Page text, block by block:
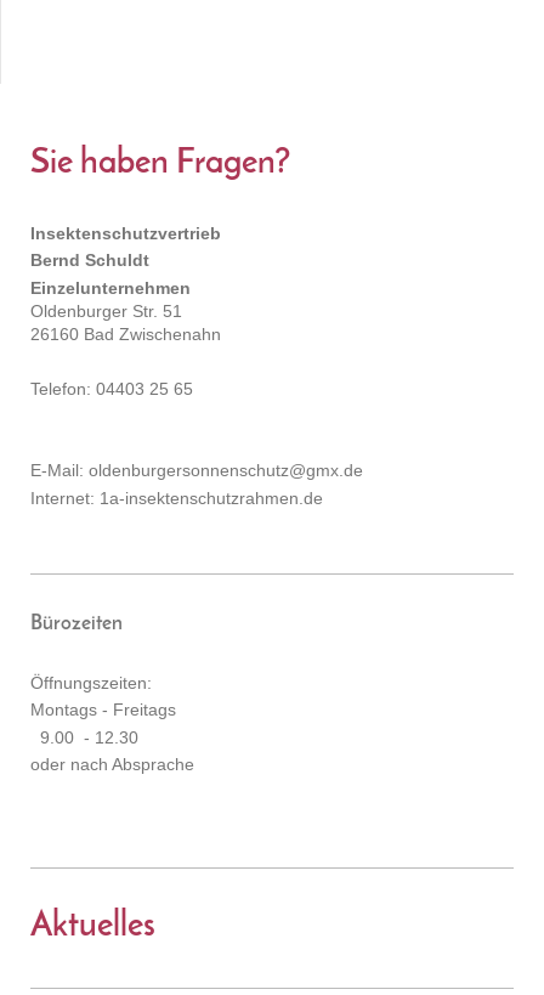
Sie haben Fragen?
Insektenschutzvertrieb
Bernd Schuldt
Einzelunternehmen
Oldenburger Str. 51
26160 Bad Zwischenahn
Telefon: 04403 25 65
E-Mail: oldenburgersonnenschutz@gmx.de
Internet: 1a-insektenschutzrahmen.de
Bürozeiten
Öffnungszeiten:
Montags - Freitags
9.00 - 12.30
oder nach Absprache
Aktuelles